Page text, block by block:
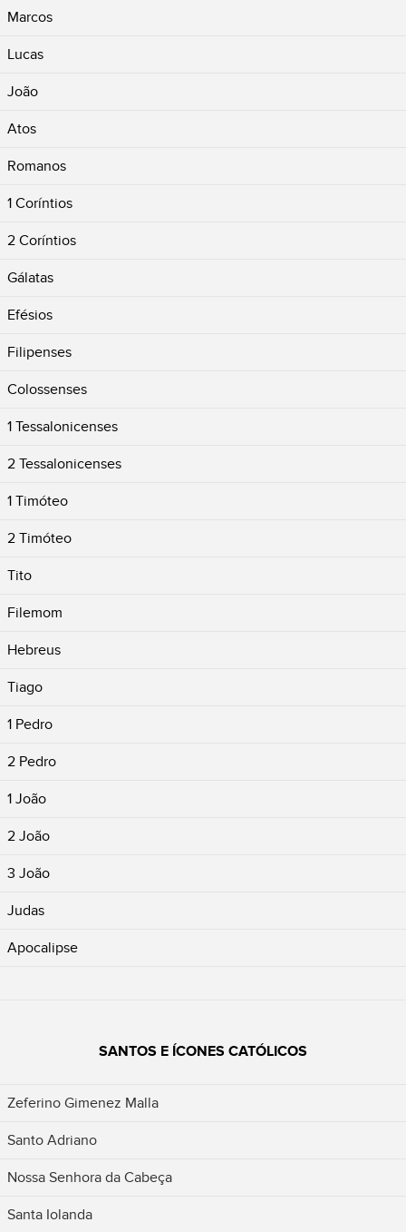
Marcos
Lucas
João
Atos
Romanos
1 Coríntios
2 Coríntios
Gálatas
Efésios
Filipenses
Colossenses
1 Tessalonicenses
2 Tessalonicenses
1 Timóteo
2 Timóteo
Tito
Filemom
Hebreus
Tiago
1 Pedro
2 Pedro
1 João
2 João
3 João
Judas
Apocalipse
SANTOS E ÍCONES CATÓLICOS
Zeferino Gimenez Malla
Santo Adriano
Nossa Senhora da Cabeça
Santa Iolanda